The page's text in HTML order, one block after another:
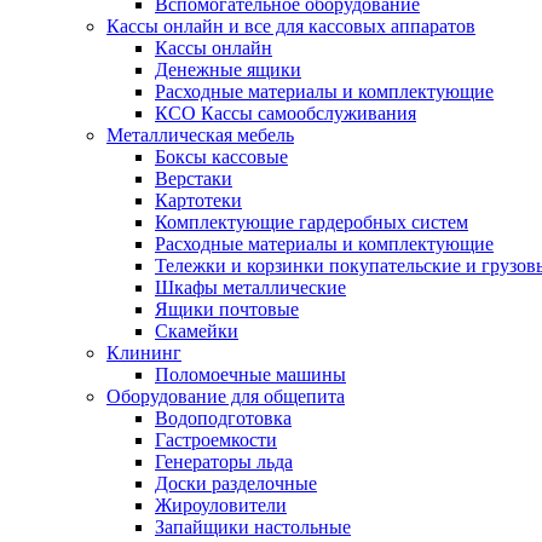
Вспомогательное оборудование
Кассы онлайн и все для кассовых аппаратов
Кассы онлайн
Денежные ящики
Расходные материалы и комплектующие
КСО Кассы самообслуживания
Металлическая мебель
Боксы кассовые
Верстаки
Картотеки
Комплектующие гардеробных систем
Расходные материалы и комплектующие
Тележки и корзинки покупательские и
Шкафы металлические
Ящики почтовые
Скамейки
Клининг
Поломоечные машины
Оборудование для общепита
Водоподготовка
Гастроемкости
Генераторы льда
Доски разделочные
Жироуловители
Запайщики настольные